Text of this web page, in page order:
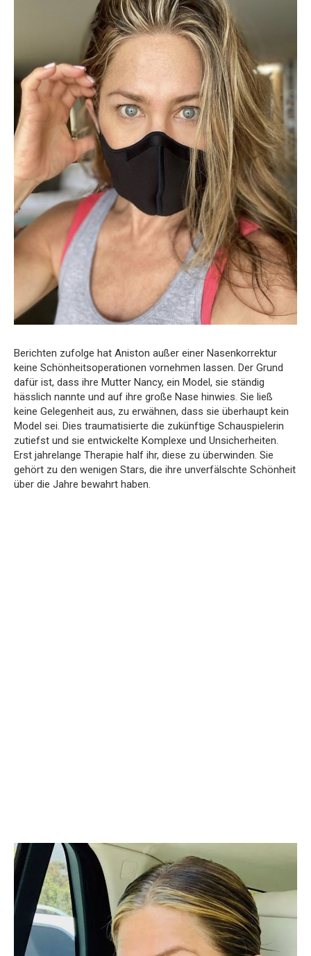
Berichten zufolge hat Aniston außer einer Nasenkorrektur
keine Schönheitsoperationen vornehmen lassen. Der Grund
dafür ist, dass ihre Mutter Nancy, ein Model, sie ständig
hässlich nannte und auf ihre große Nase hinwies. Sie ließ
keine Gelegenheit aus, zu erwähnen, dass sie überhaupt kein
Model sei. Dies traumatisierte die zukünftige Schauspielerin
zutiefst und sie entwickelte Komplexe und Unsicherheiten.
Erst jahrelange Therapie half ihr, diese zu überwinden. Sie
gehört zu den wenigen Stars, die ihre unverfälschte Schönheit
über die Jahre bewahrt haben.